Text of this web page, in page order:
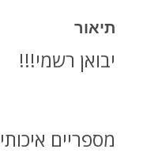
תיאור
יבואן רשמי!!!
מספריים